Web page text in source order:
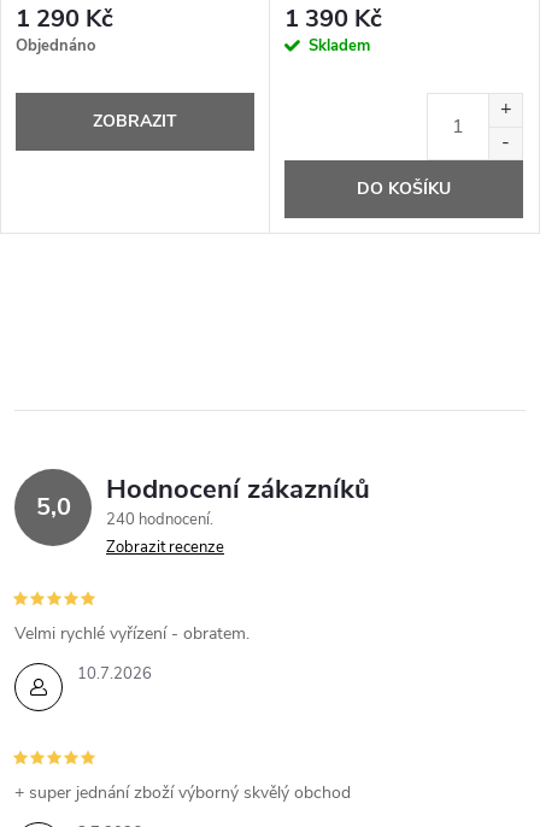
1 290 Kč
Objednáno
ZOBRAZIT
1 390 Kč
Skladem
DO KOŠÍKU
5,0 Hodnocení zákazníků
240 hodnocení
Zobrazit recenze
10.7.2026
Velmi rychlé vyřízení - obratem.
+ super jednání zboží výborný skvělý obchod